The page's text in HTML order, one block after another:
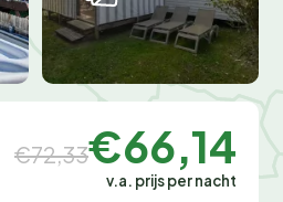
€72,33€66,14
v.a. prijs per nacht